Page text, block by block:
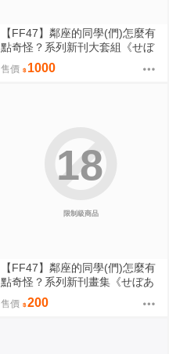
【FF47】鄰座的同學(們)怎麼有
點奇怪？系列新刊大套組《せぼ
あーと2》【背骨貓屋】[B5全彩
畫冊] [繁體中文][新刊] [壓克力夾
售價 1000
限制級商品
18
【FF47】鄰座的同學(們)怎麼有
點奇怪？系列新刊畫集《せぼあ
ーと2》【背骨貓屋】[B5/16P全
彩][繁體中文]｜九月陸續出貨
售價 200